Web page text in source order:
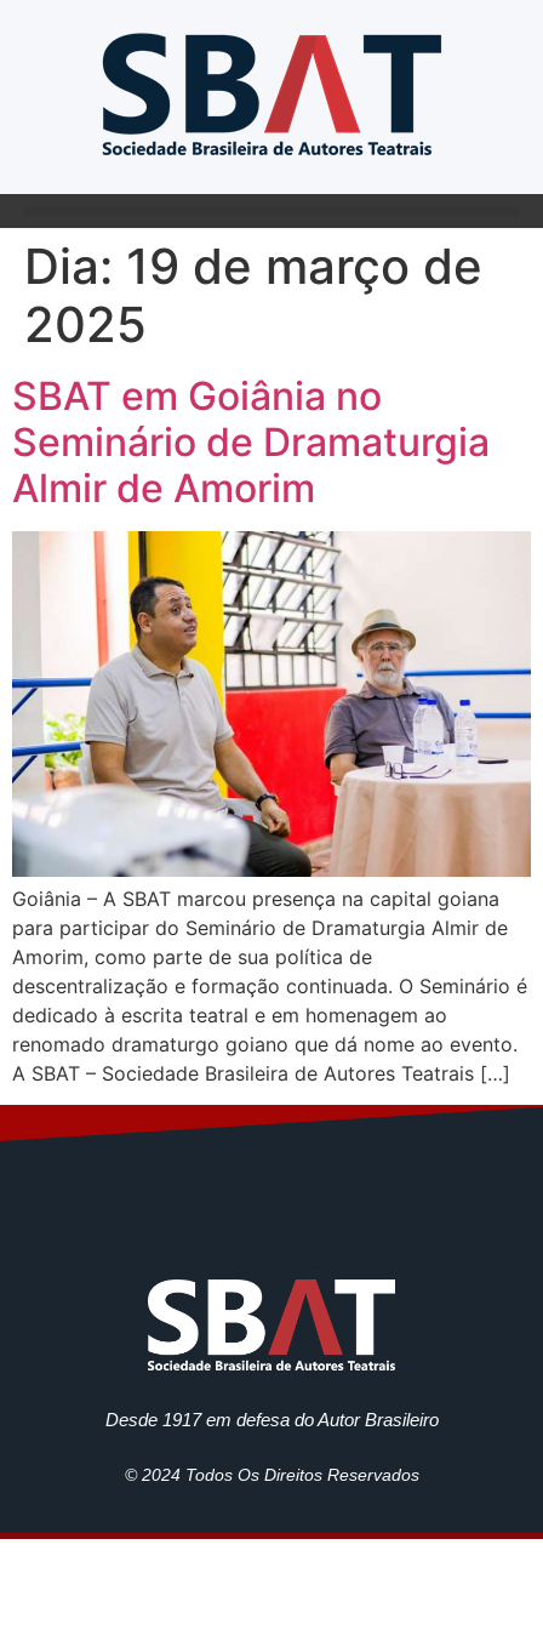
Dia: 19 de março de
2025
SBAT em Goiânia no
Seminário de Dramaturgia
Almir de Amorim
Goiânia – A SBAT marcou presença na capital goiana
para participar do Seminário de Dramaturgia Almir de
Amorim, como parte de sua política de
descentralização e formação continuada. O Seminário é
dedicado à escrita teatral e em homenagem ao
renomado dramaturgo goiano que dá nome ao evento.
A SBAT – Sociedade Brasileira de Autores Teatrais […]
Desde 1917 em defesa do Autor Brasileiro
© 2024 Todos Os Direitos Reservados